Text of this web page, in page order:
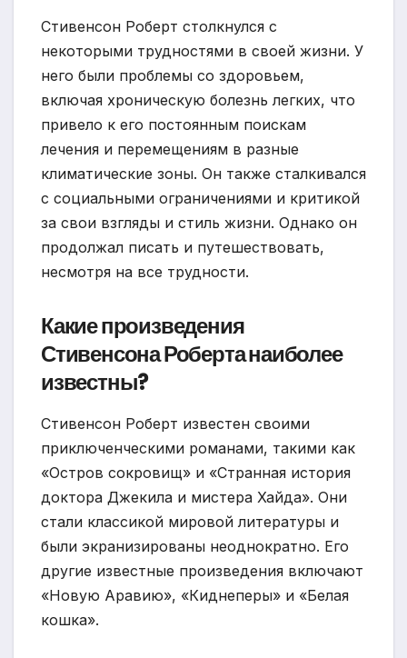
Стивенсон Роберт столкнулся с
некоторыми трудностями в своей жизни. У
него были проблемы со здоровьем,
включая хроническую болезнь легких, что
привело к его постоянным поискам
лечения и перемещениям в разные
климатические зоны. Он также сталкивался
с социальными ограничениями и критикой
за свои взгляды и стиль жизни. Однако он
продолжал писать и путешествовать,
несмотря на все трудности.
Какие произведения
Стивенсона Роберта наиболее
известны?
Стивенсон Роберт известен своими
приключенческими романами, такими как
«Остров сокровищ» и «Странная история
доктора Джекила и мистера Хайда». Они
стали классикой мировой литературы и
были экранизированы неоднократно. Его
другие известные произведения включают
«Новую Аравию», «Киднеперы» и «Белая
кошка».